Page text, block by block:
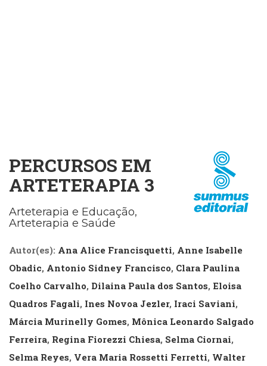
(222)
Criatividade
Culinária,
Alimentação
Economia,
(31)
Educação
(278)
Especial
(39)
Fisioterapia
PERCURSOS EM
ARTETERAPIA 3
Arteterapia e Educação,
Arteterapia e Saúde
Autor(es): Ana Alice Francisquetti, Anne Isabelle
Obadic, Antonio Sidney Francisco, Clara Paulina
Coelho Carvalho, Dilaina Paula dos Santos, Eloisa
Quadros Fagali, Ines Novoa Jezler, Iraci Saviani,
Márcia Murinelly Gomes, Mônica Leonardo Salgado
Ferreira, Regina Fiorezzi Chiesa, Selma Ciornai,
Selma Reyes, Vera Maria Rossetti Ferretti, Walter